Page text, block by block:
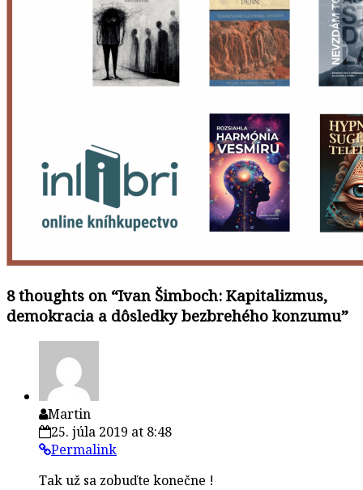
8 thoughts on “Ivan Šimboch: Kapitalizmus,
demokracia a dôsledky bezbrehého konzumu”
Martin
25. júla 2019 at 8:48
Permalink
Tak už sa zobuďte konečne !